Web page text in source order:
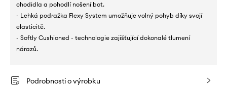
chodidla a pohodlí nošení bot.
- Lehká podražka Flexy System umožňuje volný pohyb díky svojí
elasticitě.
- Softly Cushioned - technologie zajišťující dokonalé tlumení
nárazů.
Podrobnosti o výrobku